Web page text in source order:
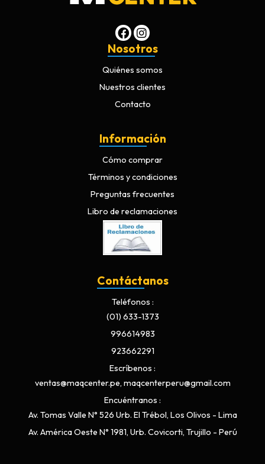
Nosotros
Quiénes somos
Nuestros clientes
Contacto
Información
Cómo comprar
Términos y condiciones
Preguntas frecuentes
Libro de reclamaciones
Contáctanos
Teléfonos
(01) 633-1373
996614983
923662291
Escríbenos
ventas@maqcenter.pe, maqcenterperu@gmail.com
Encuéntranos
Av. Tomas Valle N° 526 Urb. El Trébol, Los Olivos - Lima
Av. América Oeste N° 1981, Urb. Covicorti, Trujillo - Perú